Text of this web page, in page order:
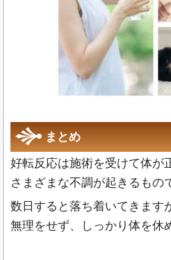
まとめ
好転反応は施術を受けて体が
さまざまな不調が起きるもの
数日すると落ち着いてきます
無理をせず、しっかり体を休